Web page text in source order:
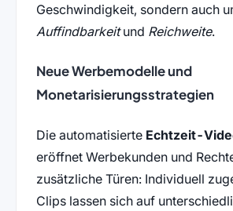
Geschwindigkeit, sondern auch
Auffindbarkeitund Reichweite.
Neue Werbemodelle und
Monetarisierungsstrategien
Die automatisierte Echtzeit-
eröffnet Werbekunden und
zusätzliche Türen: Individuell
Clips lassen sich auf